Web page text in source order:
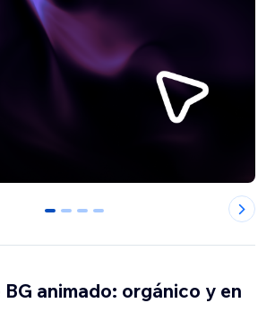
0 1 2 3
BG animado: orgánico y en